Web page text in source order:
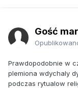
Gość
Prawdopodobnie w
plemiona wdychaly
podczas rytualow